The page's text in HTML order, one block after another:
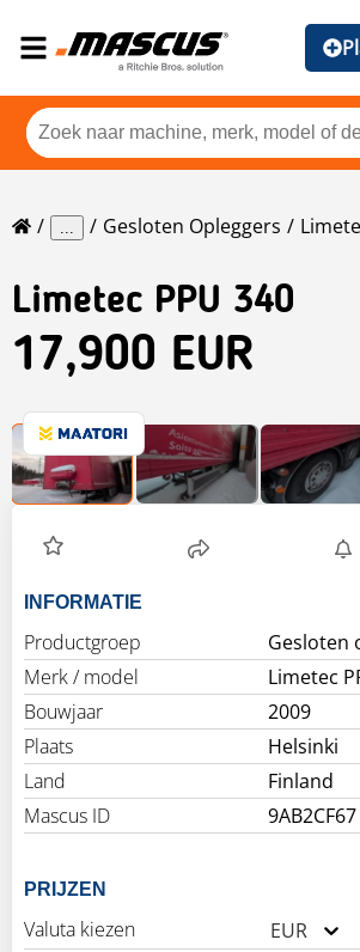
... Gesloten Opleggers
Limetec PPU 340
17,900 EUR
INFORMATIE
Productgroep
Gesloten
Merk / model
Limetec
Bouwjaar
2009
Plaats
Helsinki
Land
Finland
Mascus ID
9AB2CF67
PRIJZEN
Valuta kiezen
EUR